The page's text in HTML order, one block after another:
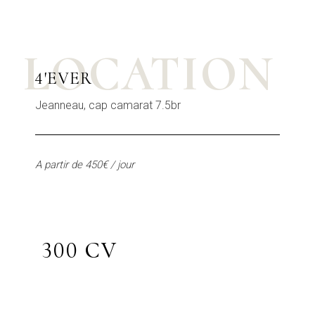
LOCATION
4'EVER
Jeanneau, cap camarat 7.5br
A partir de 450€ / jour
300 CV